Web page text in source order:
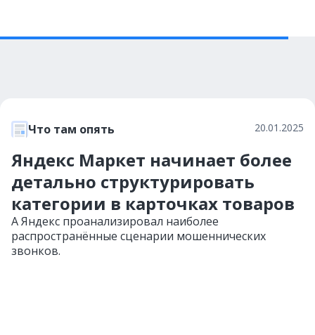
Что там опять 20.01.2025
Яндекс Маркет начинает более
детально структурировать
категории в карточках товаров
А Яндекс проанализировал наиболее
распространённые сценарии мошеннических
звонков.